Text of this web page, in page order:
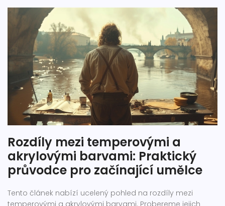
Rozdíly mezi temperovými a
akrylovými barvami: Praktický
průvodce pro začínající umělce
Tento článek nabízí ucelený pohled na rozdíly mezi